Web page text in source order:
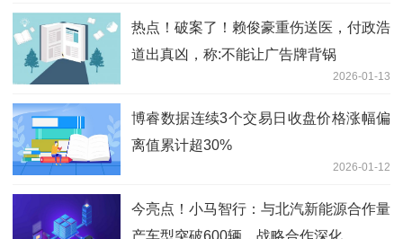
热点！破案了！赖俊豪重伤送医，付政浩
道出真凶，称:不能让广告牌背锅
2026-01-13
博睿数据连续3个交易日收盘价格涨幅偏
离值累计超30%
2026-01-12
今亮点！小马智行：与北汽新能源合作量
产车型突破600辆，战略合作深化